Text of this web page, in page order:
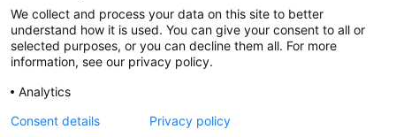
Bedrijven
Hogescholen
We collect and process your data on this site to better
understand how it is used. You can give your consent to all or
selected purposes, or you can decline them all. For more
information, see our privacy policy.
Analytics
Consent details
Privacy policy